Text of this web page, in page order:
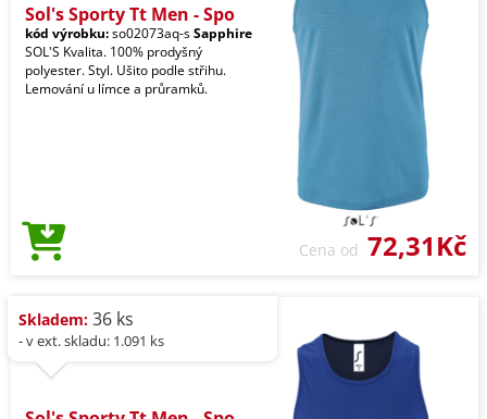
Sol's Sporty Tt Men - Spo
kód výrobku:so02073aq-sSapphire
SOL'S Kvalita. 100% prodyšný
polyester. Styl. Ušito podle střihu.
Lemování u límce a průramků.
Cena od 72,31Kč
Skladem: 36 ks
- v ext. skladu: 1.091 ks